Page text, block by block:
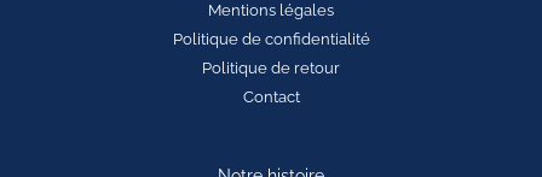
Mentions légales
Politique de confidentialité
Politique de retour
Contact